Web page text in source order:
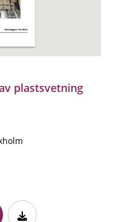
plastsvetning